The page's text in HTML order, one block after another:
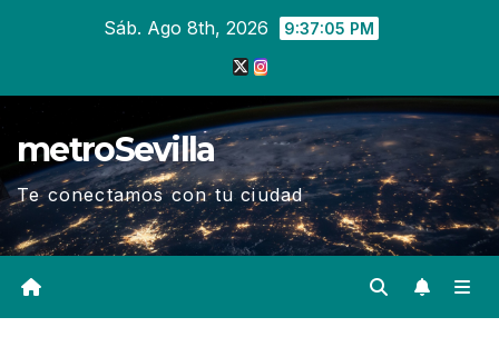
Sáb. Ago 8th, 2026 9:37:05 PM
metroSevilla
Te conectamos con tu ciudad